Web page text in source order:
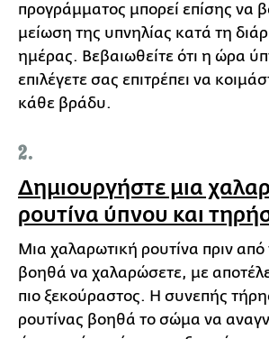
προγράμματος μπορεί επίσης να
μείωση της υπνηλίας κατά τη
ημέρας. Βεβαιωθείτε ότι η ώρα
επιλέγετε σας επιτρέπει να
κάθε βράδυ.
2.
Δημιουργήστε μια
ρουτίνα ύπνου και
Μια χαλαρωτική ρουτίνα πριν
βοηθά να χαλαρώσετε, με
πιο ξεκούραστος. Η συνεπής
ρουτίνας βοηθά το σώμα να